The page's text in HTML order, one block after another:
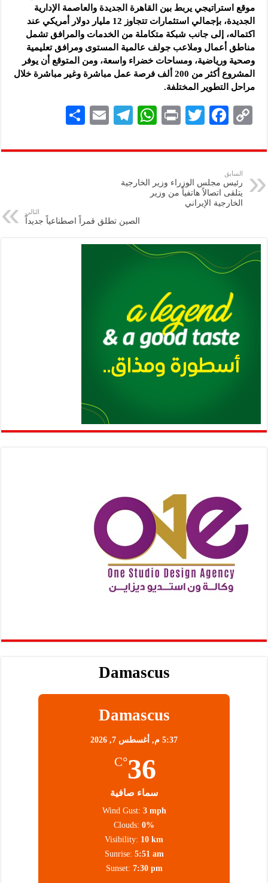
موقع استراتيجي يربط بين القاهرة الجديدة والعاصمة الإدارية
الجديدة، بإجمالي استثمارات تتجاوز 12 مليار دولار أمريكي عند
اكتماله، إلى جانب شبكة متكاملة من الخدمات والمرافق تشمل
مناطق أعمال وملاعب جولف عالمية المستوى ومرافق تعليمية
وصحية ورياضية، ومساحات خضراء واسعة، ومن المتوقع أن يوفر
المشروع أكثر من 200 ألف فرصة عمل مباشرة وغير مباشرة خلال
مراحل التطوير المختلفة.
C
p
y
Li
n
F
eb
k
T
tt
P
nt
W
at
A
p
Te
gr
E
ai
ar
السابق
رئيس مجلس الوزراء وزير الخارجية
يتلقى اتصالاً هاتفياً من وزير
الخارجية الإيراني
التالي
الصين تطلق قمراً اصطناعياً جديداً
Damascus
Damascus
5:37 م, أغسطس 7, 2026
36
°C
سماء صافية
Wind Gust: 3 mph
Clouds: 0%
Visibility: 10 km
Sunrise: 5:51 am
Sunset: 7:30 pm